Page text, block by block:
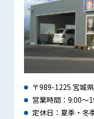
〒989-1225 宮城
営業時間：9:00～
定休日：夏季・冬